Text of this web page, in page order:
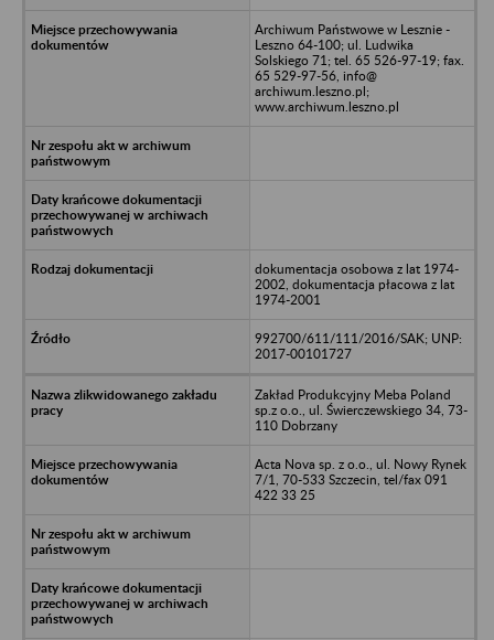
Archiwum Państwowe w Lesznie -
Leszno 64-100; ul. Ludwika
Solskiego 71; tel. 65 526-97-19; fax.
65 529-97-56, info@
archiwum.leszno.pl;
www.archiwum.leszno.pl
dokumentacja osobowa z lat 1974-
2002, dokumentacja płacowa z lat
1974-2001
992700/611/111/2016/SAK; UNP:
2017-00101727
Zakład Produkcyjny Meba Poland
sp.z o.o., ul. Świerczewskiego 34, 73-
110 Dobrzany
Acta Nova sp. z o.o., ul. Nowy Rynek
7/1, 70-533 Szczecin, tel/fax 091
422 33 25